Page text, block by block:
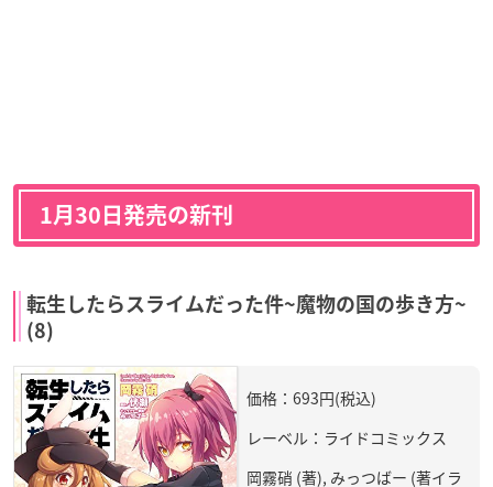
1月30日発売の新刊
転生したらスライムだった件~魔物の国の歩き方~
(8)
価格：693円(税込)
レーベル：ライドコミックス
岡霧硝 (著), みっつばー (著イラ